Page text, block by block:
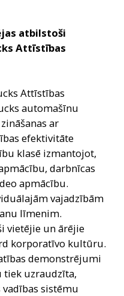
atbilstoši
Attīstības
Attīstības
automašīnu
ar
efektivitāte
klasē izmantojot,
darbnīcas
apmācību.
vajadzībām
līmenim.
vietējie un ārējie
korporatīvo kultūru.
demonstrējumi
tiek uzraudzīta,
sistēmu